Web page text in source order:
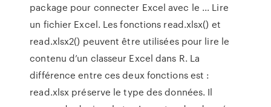
package pour connecter Excel avec le ... Lire
un fichier Excel. Les fonctions read.xlsx() et
read.xlsx2() peuvent être utilisées pour lire le
contenu d’un classeur Excel dans R. La
différence entre ces deux fonctions est :
read.xlsx préserve le type des données. Il